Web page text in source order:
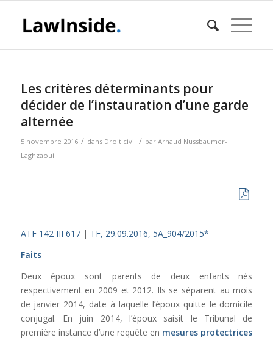
Les critères déterminants pour
décider de l’instauration d’une garde
alternée
5 novembre 2016 / dans Droit civil / par Arnaud Nussbaumer-
Laghzaoui
ATF 142 III 617| TF, 29.09.2016, 5A_904/2015*
Faits
Deux époux sont parents de deux enfants nés
respectivement en 2009 et 2012. Ils se séparent au mois
de janvier 2014, date à laquelle l’époux quitte le domicile
conjugal. En juin 2014, l’époux saisit le Tribunal de
première instance d’une requête en mesures protectrices